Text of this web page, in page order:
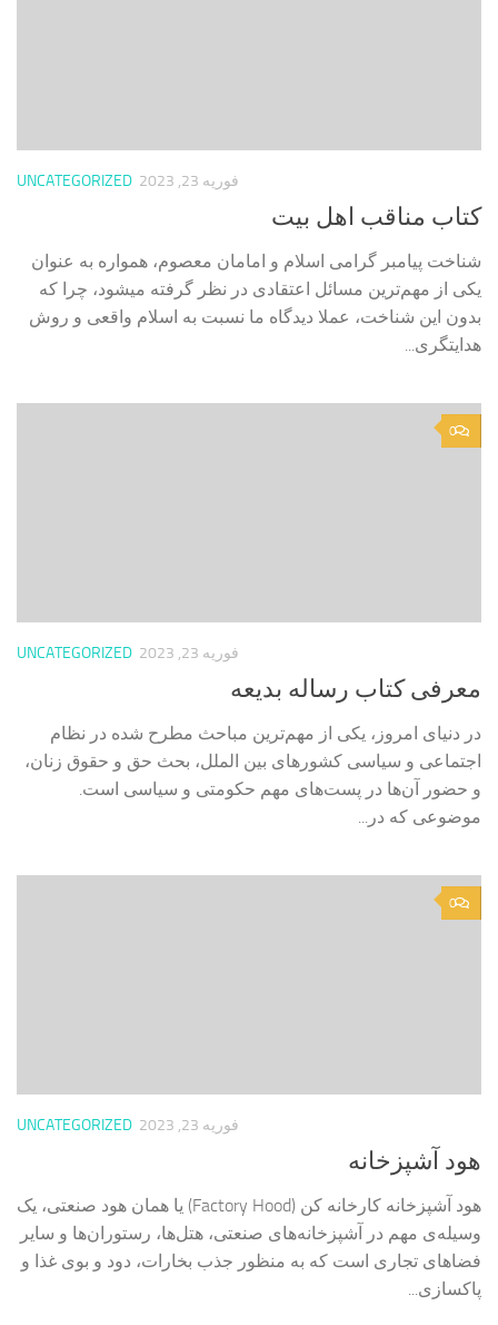
UNCATEGORIZED فوریه 23, 2023
کتاب مناقب اهل بیت
شناخت پیامبر گرامی اسلام و امامان معصوم، همواره به عنوان
یکی از مهم‌ترین مسائل اعتقادی در نظر گرفته میشود، چرا که
بدون این شناخت، عملا دیدگاه ما نسبت به اسلام واقعی و روش
هدایتگری...
0
UNCATEGORIZED فوریه 23, 2023
معرفی کتاب رساله بدیعه
در دنیای امروز، یکی از مهم‌ترین مباحث مطرح شده در نظام
اجتماعی و سیاسی کشورهای بین الملل، بحث حق و حقوق زنان،
و حضور آن‌ها در پست‌های مهم حکومتی و سیاسی است.
موضوعی که در...
0
UNCATEGORIZED فوریه 23, 2023
هود آشپزخانه
هود آشپزخانه کارخانه کن (Factory Hood) یا همان هود صنعتی، یک
وسیله‌ی مهم در آشپزخانه‌های صنعتی، هتل‌ها، رستوران‌ها و سایر
فضاهای تجاری است که به منظور جذب بخارات، دود و بوی غذا و
پاکسازی...